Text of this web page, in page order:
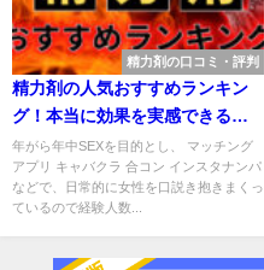
精力剤の口コミ・評判
精力剤の人気おすすめランキン
グ！本当に効果を実感できる精
力剤【2025年最新】
年がら年中SEXを目的とし、 マッチング
アプリ キャバクラ 合コン インスタナンパ
などで、日常的に女性を口説き抱きまくっ
ているので経験人数...